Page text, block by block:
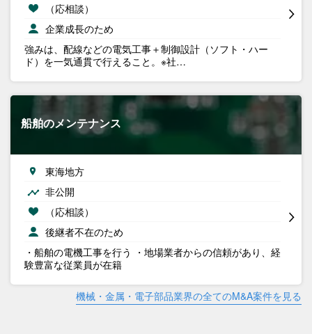
（応相談）
企業成長のため
強みは、配線などの電気工事＋制御設計（ソフト・ハー
ド）を一気通貫で行えること。※社…
船舶のメンテナンス
東海地方
非公開
（応相談）
後継者不在のため
・船舶の電機工事を行う ・地場業者からの信頼があり、経
験豊富な従業員が在籍
機械・金属・電子部品業界の全てのM&A案件を見る